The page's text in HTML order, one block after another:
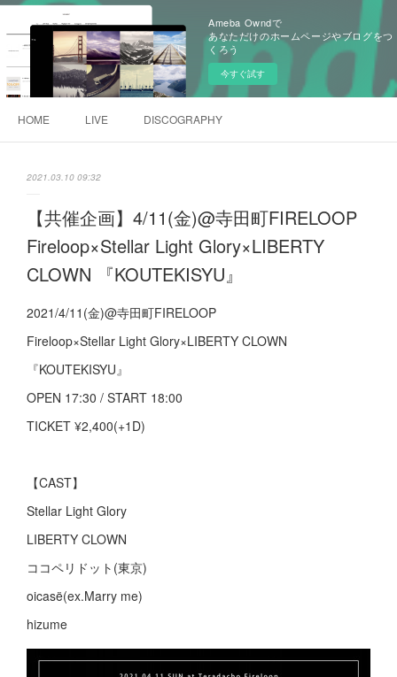
Ameba Owndで
あなただけのホームページやブログをつ
くろう
今すぐ試す
HOME LIVE DISCOGRAPHY
2021.03.10 09:32
【共催企画】4/11(金)@寺田町FIRELOOP
Fireloop×Stellar Light Glory×LIBERTY
CLOWN 『KOUTEKISYU』
2021/4/11(金)@寺田町FIRELOOP
Fireloop×Stellar Light Glory×LIBERTY CLOWN
『KOUTEKISYU』
OPEN 17:30 / START 18:00
TICKET ¥2,400(+1D)
【CAST】
Stellar Light Glory
LIBERTY CLOWN
ココペリドット(東京)
oicasë(ex.Marry me)
hizume